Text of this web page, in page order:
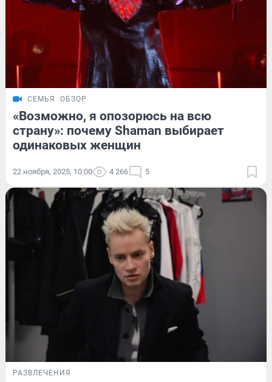
СЕМЬЯ ОБЗОР
«Возможно, я опозорюсь на всю
страну»: почему Shaman выбирает
одинаковых женщин
22 ноября, 2025, 10:00 4 266 5
РАЗВЛЕЧЕНИЯ